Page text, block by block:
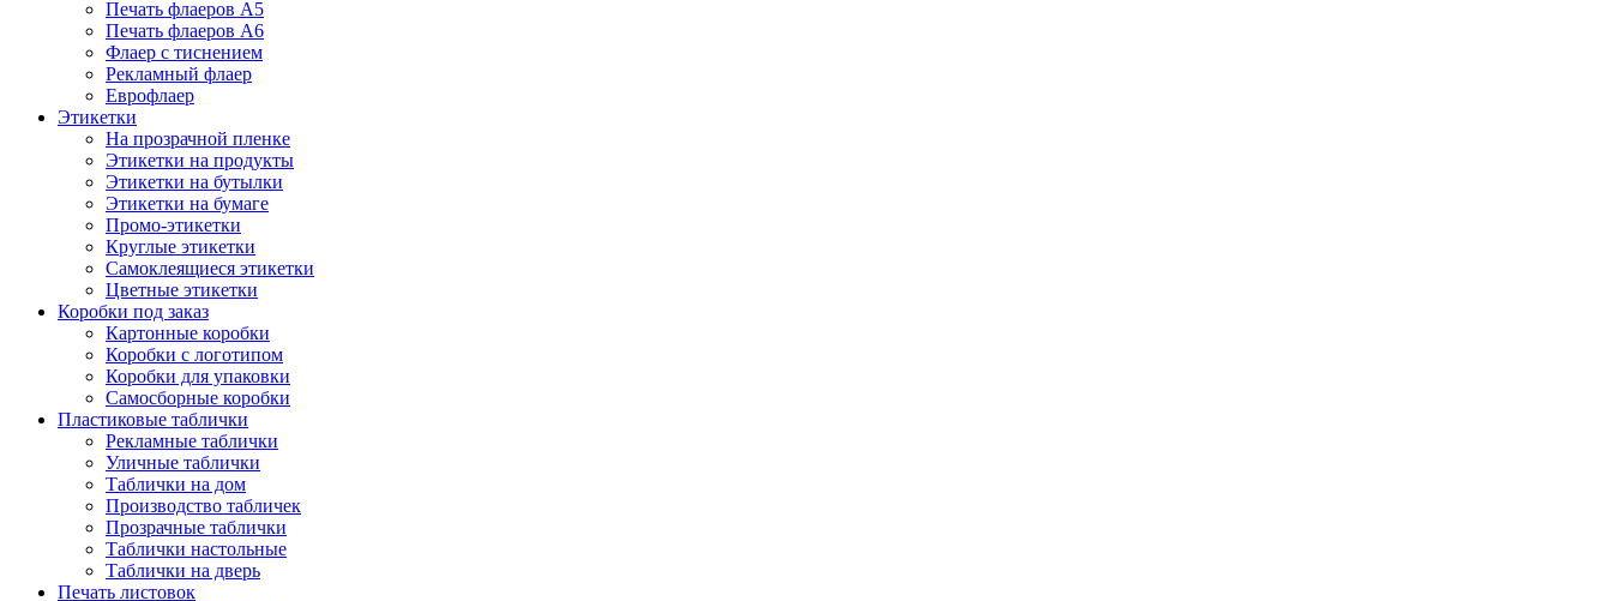
Печать флаеров А5
Печать флаеров А6
Флаер с тиснением
Рекламный флаер
Еврофлаер
Этикетки
На прозрачной пленке
Этикетки на продукты
Этикетки на бутылки
Этикетки на бумаге
Промо-этикетки
Круглые этикетки
Самоклеящиеся этикетки
Цветные этикетки
Коробки под заказ
Картонные коробки
Коробки с логотипом
Коробки для упаковки
Самосборные коробки
Пластиковые таблички
Рекламные таблички
Уличные таблички
Таблички на дом
Производство табличек
Прозрачные таблички
Таблички настольные
Таблички на дверь
Печать листовок